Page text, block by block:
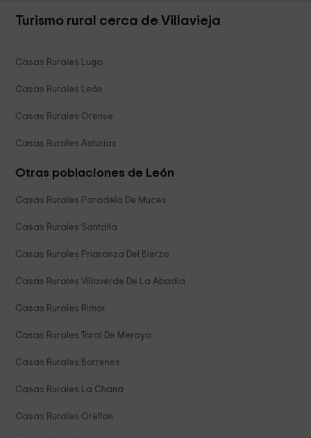
Turismo rural cerca de Villavieja
Casas Rurales Lugo
Casas Rurales León
Casas Rurales Orense
Casas Rurales Asturias
Otras poblaciones de León
Casas Rurales Paradela De Muces
Casas Rurales Santalla
Casas Rurales Priaranza Del Bierzo
Casas Rurales Villaverde De La Abadia
Casas Rurales Rimor
Casas Rurales Toral De Merayo
Casas Rurales Borrenes
Casas Rurales La Chana
Casas Rurales Orellan